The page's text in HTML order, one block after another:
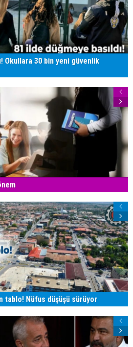
Okullara 30 bin yeni güvenlik
tablo! Nüfus düşüşü sürüyor